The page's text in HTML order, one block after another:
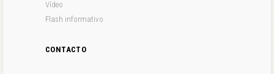
Vídeo
Flash informativo
CONTACTO